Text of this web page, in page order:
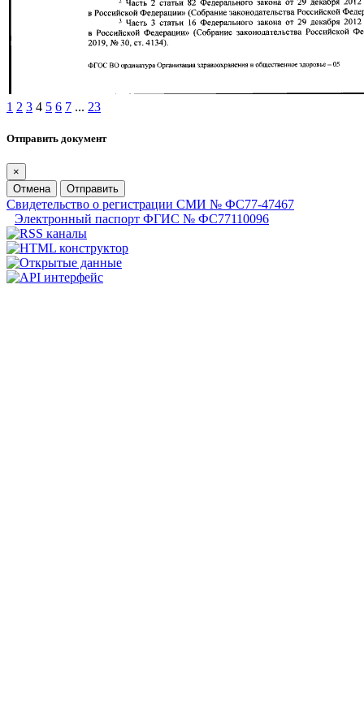
1 2 3 4 5 6 7 ... 23
Отправить документ
×
Отмена
Отправить
Свидетельство о регистрации СМИ № ФС77-47467
Электронный паспорт ФГИС № ФС77110096